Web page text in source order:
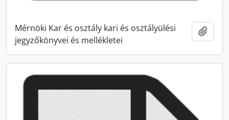
Mérnöki Kar és osztály kari és osztályülési
jegyzőkönyvei és mellékletei